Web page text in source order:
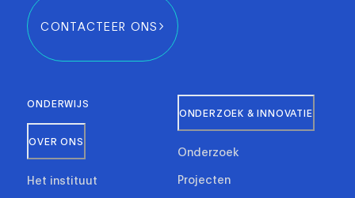
CONTACTEER ONS
ONDERWIJS
OVER ONS
Het instituut
ONDERZOEK & INNOVATIE
Onderzoek
Projecten